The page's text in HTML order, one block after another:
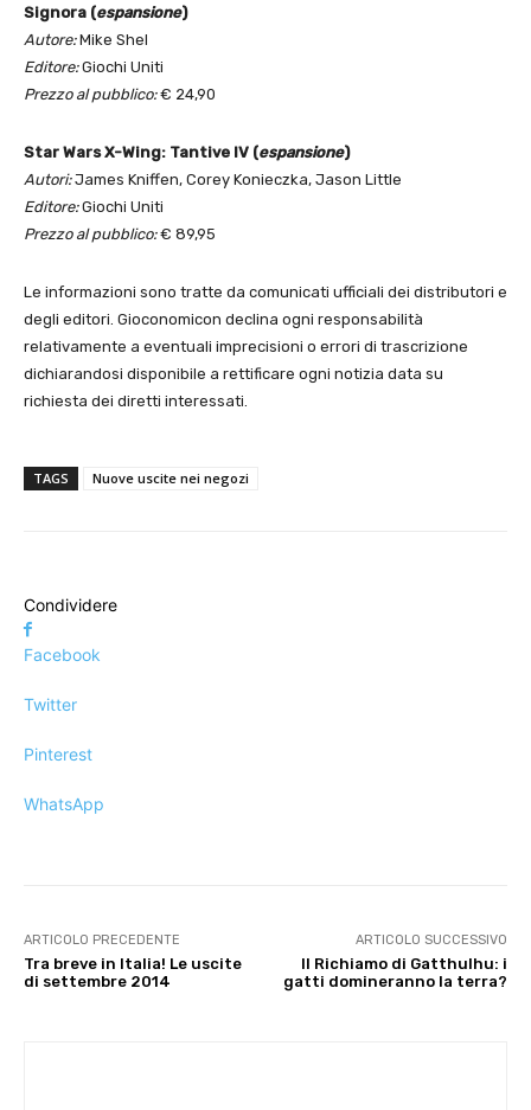
Signora (espansione)
Autore:Mike Shel
Editore:Giochi Uniti
Prezzo al pubblico:€ 24,90
Star Wars X-Wing: Tantive IV (espansione)
Autori:James Kniffen, Corey Konieczka, Jason Little
Editore:Giochi Uniti
Prezzo al pubblico:€ 89,95
Le informazioni sono tratte da comunicati ufficiali dei distributori e
degli editori. Gioconomicon declina ogni responsabilità
relativamente a eventuali imprecisioni o errori di trascrizione
dichiarandosi disponibile a rettificare ogni notizia data su
richiesta dei diretti interessati.
TAGS Nuove uscite nei negozi
Condividere
Facebook
Twitter
Pinterest
WhatsApp
ARTICOLO PRECEDENTE
Tra breve in Italia! Le uscite
di settembre 2014
ARTICOLO SUCCESSIVO
Il Richiamo di Gatthulhu: i
gatti domineranno la terra?